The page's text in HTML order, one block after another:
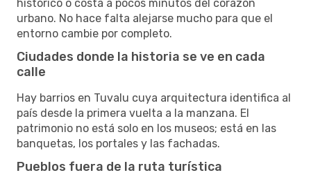
histórico o costa a pocos minutos del corazón
urbano. No hace falta alejarse mucho para que el
entorno cambie por completo.
Ciudades donde la historia se ve en cada
calle
Hay barrios en Tuvalu cuya arquitectura identifica al
país desde la primera vuelta a la manzana. El
patrimonio no está solo en los museos; está en las
banquetas, los portales y las fachadas.
Pueblos fuera de la ruta turística